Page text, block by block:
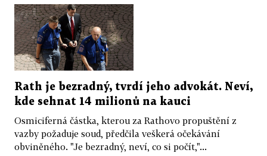
Rath je bezradný, tvrdí jeho advokát. Neví,
kde sehnat 14 milionů na kauci
Osmiciferná částka, kterou za Rathovo propuštění z
vazby požaduje soud, předčila veškerá očekávání
obviněného. "Je bezradný, neví, co si počít,"...